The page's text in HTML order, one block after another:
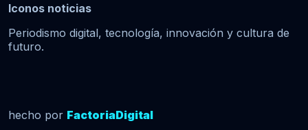
Iconos noticias
Periodismo digital, tecnología, innovación y cultura de
futuro.
hecho por FactoriaDigital